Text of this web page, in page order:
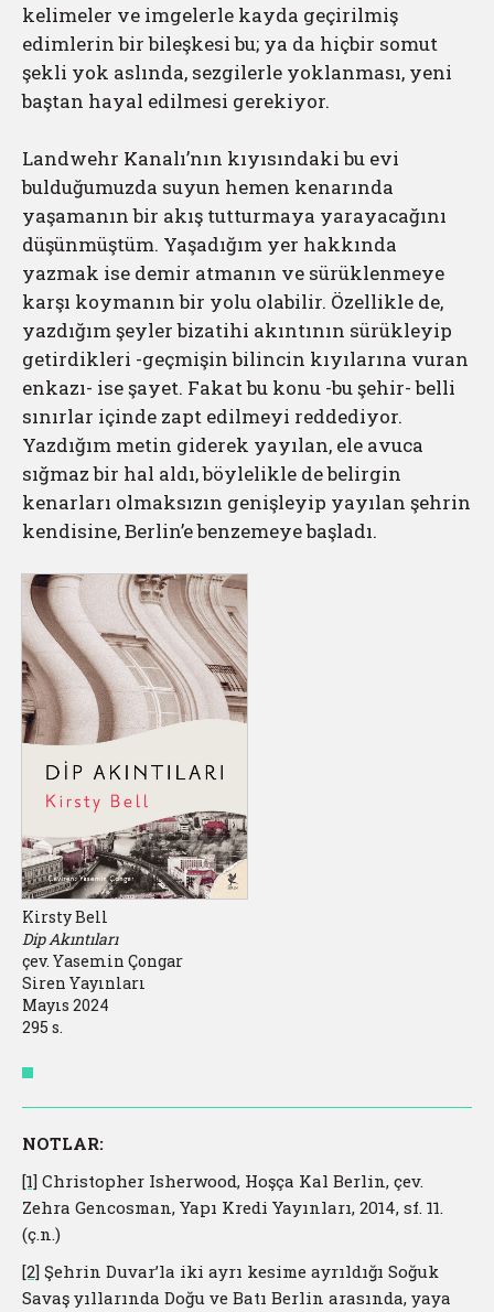
kelimeler ve imgelerle kayda geçirilmiş
edimlerin bir bileşkesi bu; ya da hiçbir somut
şekli yok aslında, sezgilerle yoklanması, yeni
baştan hayal edilmesi gerekiyor.
Landwehr Kanalı’nın kıyısındaki bu evi
bulduğumuzda suyun hemen kenarında
yaşamanın bir akış tutturmaya yarayacağını
düşünmüştüm. Yaşadığım yer hakkında
yazmak ise demir atmanın ve sürüklenmeye
karşı koymanın bir yolu olabilir. Özellikle de,
yazdığım şeyler bizatihi akıntının sürükleyip
getirdikleri -geçmişin bilincin kıyılarına vuran
enkazı- ise şayet. Fakat bu konu -bu şehir- belli
sınırlar içinde zapt edilmeyi reddediyor.
Yazdığım metin giderek yayılan, ele avuca
sığmaz bir hal aldı, böylelikle de belirgin
kenarları olmaksızın genişleyip yayılan şehrin
kendisine, Berlin’e benzemeye başladı.
Kirsty Bell
Dip Akıntıları
çev. Yasemin Çongar
Siren Yayınları
Mayıs 2024
295 s.
NOTLAR:
[1] Christopher Isherwood, Hoşça Kal Berlin, çev.
Zehra Gencosman, Yapı Kredi Yayınları, 2014, sf. 11.
(ç.n.)
[2] Şehrin Duvar’la iki ayrı kesime ayrıldığı Soğuk
Savaş yıllarında Doğu ve Batı Berlin arasında, yaya